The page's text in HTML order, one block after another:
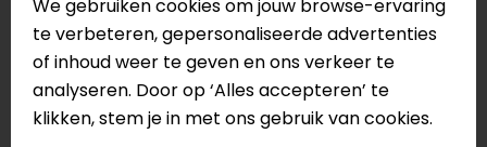
goedgekeurd voor gebruik op de openbare weg
(afhankelijk van lokale wetgeving), vooral in het
donker.
Onderhoud van het vizier
We gebruiken cookies om jouw browse-ervaring
te verbeteren, gepersonaliseerde advertenties
of inhoud weer te geven en ons verkeer te
analyseren. Door op ‘Alles accepteren’ te
klikken, stem je in met ons gebruik van cookies.